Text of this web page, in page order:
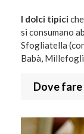
I dolci tipici
si consumano
Sfogliatella
Babà,
Dove fare